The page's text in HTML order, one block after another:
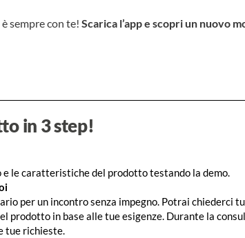
è sempre con te!Scarica l’app e scopri un nuovo
in 3 step!
le caratteristiche del prodotto testando la demo.
per un incontro senza impegno. Potrai chiederci
prodotto in base alle tue esigenze. Durante la
tue richieste.